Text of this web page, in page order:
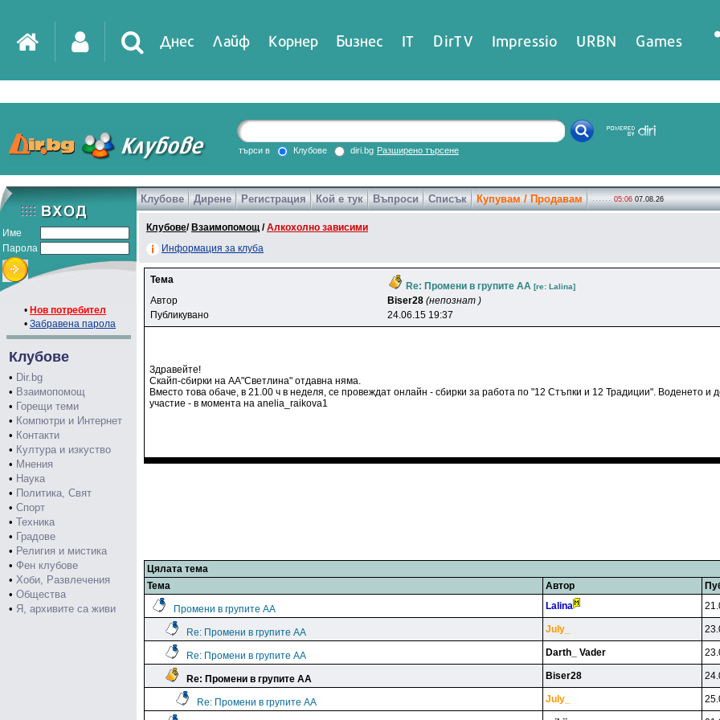
Днес Лайф Корнер Бизнес IT DirTV Impressio URBN Games
търси в Клубове diri.bg Разширено търсене
Име
Парола
• Нов потребител
• Забравена парола
Клубове
• Dir.bg
• Взаимопомощ
• Горещи теми
• Компютри и Интернет
• Контакти
• Култура и изкуство
• Мнения
• Наука
• Политика, Свят
• Спорт
• Техника
• Градове
• Религия и мистика
• Фен клубове
• Хоби, Развлечения
• Общества
• Я, архивите са живи
Клубове Дирене Регистрация Кой е тук Въпроси Списък Купувам / Продавам 05:06 07.08.26
Клубове/ Взаимопомощ /Алкохолно зависими
Информация за клуба
Тема
Re: Промени в групите АА [re: Lalina]
Автор Biser28 (непознат )
Публикувано
24.06.15 19:37
Здравейте!
Скайп-сбирки на АА"Светлина" отдавна няма.
Вместо това обаче, в 21.00 ч в неделя, се провеждат онлайн - сбирки за работа по "12 Стъпки и 12 Традиции". Воденето и
участие - в момента на anelia_raikova1
Цялата тема
Тема
Автор
Промени в групите АА Lalina
Re: Промени в групите АА July_
Re: Промени в групите АА Darth_ Vader
Re: Промени в групите АА Biser28
Re: Промени в групите АА July_